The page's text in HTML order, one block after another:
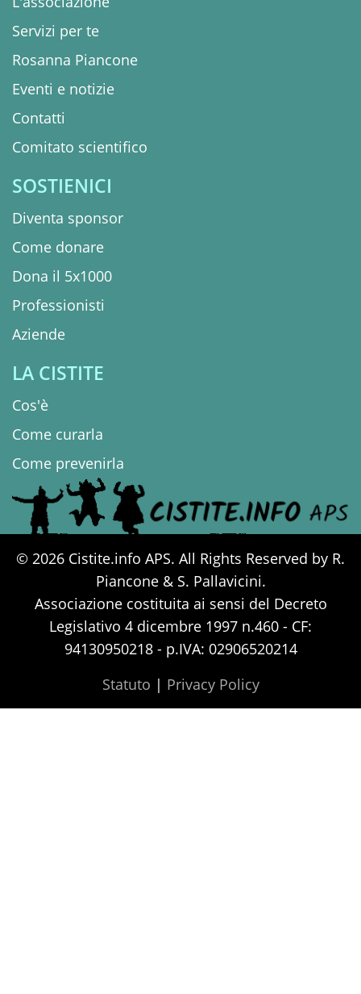
Servizi per te
Rosanna Piancone
Eventi e notizie
Contatti
Comitato scientifico
SOSTIENICI
Diventa sponsor
Come donare
Dona il 5x1000
Professionisti
Aziende
LA CISTITE
Cos'è
Come curarla
Come prevenirla
© 2026 Cistite.info APS. All Rights Reserved by R.
Piancone & S. Pallavicini.
Associazione costituita ai sensi del Decreto
Legislativo 4 dicembre 1997 n.460 - CF:
94130950218 - p.IVA: 02906520214
Statuto | Privacy Policy